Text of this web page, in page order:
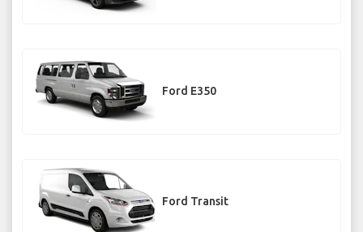
Ford E350
Ford Transit